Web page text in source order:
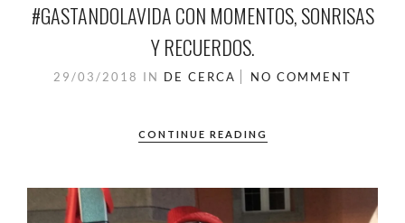
#GASTANDOLAVIDA CON MOMENTOS, SONRISAS
Y RECUERDOS.
29/03/2018 IN DE CERCA NO COMMENT
CONTINUE READING